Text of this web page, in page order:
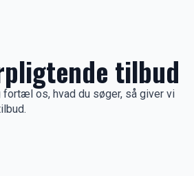
tilbud
os, hvad du søger, så giver vi